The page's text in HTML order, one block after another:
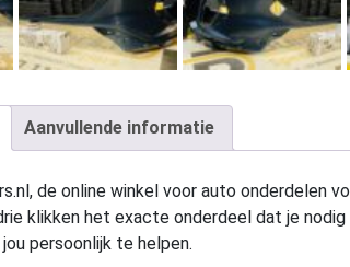
Aanvullende informatie
de online winkel voor auto onderdelen
klikken het exacte onderdeel dat je
persoonlijk te helpen.